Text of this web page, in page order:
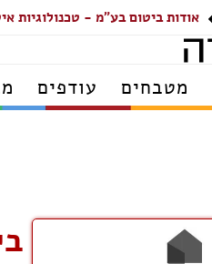
אודות ביטום בע"מ - טכנולוגיות
מטבחים עודפים